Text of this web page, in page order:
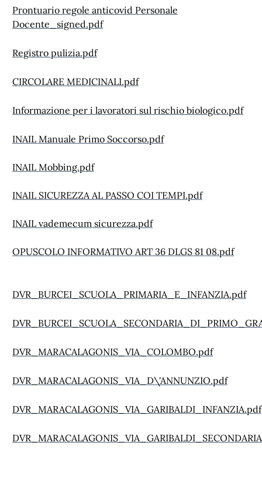
Prontuario regole anticovid Personale
Docente_signed.pdf
Registro pulizia.pdf
CIRCOLARE MEDICINALI.pdf
Informazione per i lavoratori sul rischio biologico.pdf
INAIL Manuale Primo Soccorso.pdf
INAIL Mobbing.pdf
INAIL SICUREZZA AL PASSO COI TEMPI.pdf
INAIL vademecum sicurezza.pdf
OPUSCOLO INFORMATIVO ART 36 DLGS 81 08.pdf
DVR_BURCEI_SCUOLA_PRIMARIA_E_INFANZIA.pdf
DVR_MARACALAGONIS_VIA_COLOMBO.pdf
DVR_MARACALAGONIS_VIA_D\'ANNUNZIO.pdf
DVR_MARACALAGONIS_VIA_GARIBALDI_INFANZIA.pdf